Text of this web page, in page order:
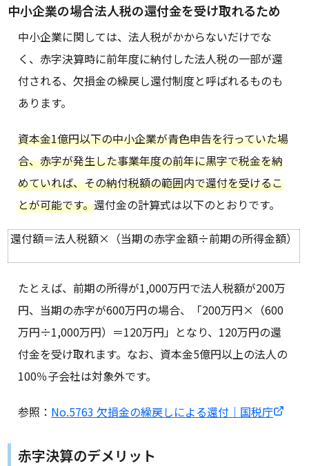
中小企業の場合法人税の還付金を受け取れるため
中小企業に関しては、法人税がかからないだけでな
く、赤字決算時に前年度に納付した法人税の一部が還
付される、欠損金の繰戻し還付制度と呼ばれるものも
あります。
資本金1億円以下の中小企業が青色申告を行っていた場
合、赤字が発生した事業年度の前年に黒字で税金を納
めていれば、その納付税額の範囲内で還付を受けるこ
とが可能です。還付金の計算式は以下のとおりです。
還付額＝法人税額×（当期の赤字金額÷前期の所得金額）
たとえば、前期の所得が1,000万円で法人税額が200万
円、当期の赤字が600万円の場合、「200万円×（600
万円÷1,000万円）＝120万円」となり、120万円の還
付金を受け取れます。なお、資本金5億円以上の法人の
100％子会社は対象外です。
参照： No.5763 欠損金の繰戻しによる還付｜国税庁
赤字決算のデメリット